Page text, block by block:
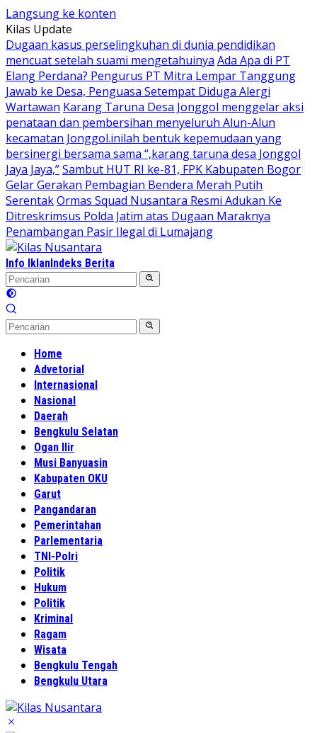
Langsung ke konten
Kilas Update
Dugaan kasus perselingkuhan di dunia pendidikan
mencuat setelah suami mengetahuinya Ada Apa di PT
Elang Perdana? Pengurus PT Mitra Lempar Tanggung
Jawab ke Desa, Penguasa Setempat Diduga Alergi
Wartawan Karang Taruna Desa Jonggol menggelar aksi
penataan dan pembersihan menyeluruh Alun-Alun
kecamatan Jonggol.inilah bentuk kepemudaan yang
bersinergi bersama sama “,karang taruna desa Jonggol
Jaya Jaya,”Sambut HUT RI ke-81, FPK Kabupaten Bogor
Gelar Gerakan Pembagian Bendera Merah Putih
SerentakOrmas Squad Nusantara Resmi Adukan Ke
Ditreskrimsus Polda Jatim atas Dugaan Maraknya
Penambangan Pasir Ilegal di Lumajang
Info IklanIndeks Berita
Home
Advetorial
Internasional
Nasional
Daerah
Bengkulu Selatan
Ogan Ilir
Musi Banyuasin
Kabupaten OKU
Garut
Pangandaran
Pemerintahan
Parlementaria
TNI-Polri
Politik
Hukum
Politik
Kriminal
Ragam
Wisata
Bengkulu Tengah
Bengkulu Utara